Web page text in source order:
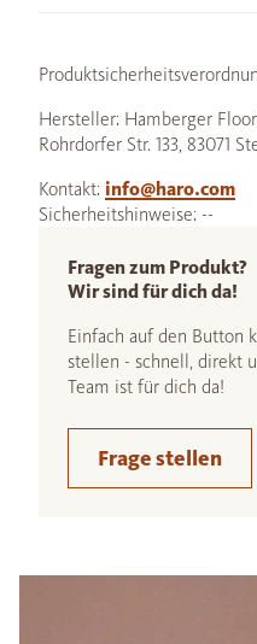
Hersteller: Hamberger
Rohrdorfer Str. 133, 83071
Kontakt: info@haro.com
Sicherheitshinweise: --
Fragen zum Produkt?
Wir sind für dich da!
Einfach auf den Button
stellen - schnell, direkt
Team ist für dich da!
Frage stellen